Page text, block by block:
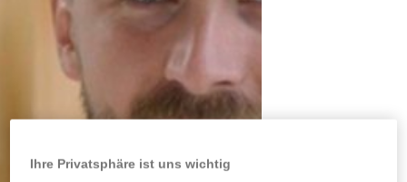
Ihre Privatsphäre ist uns wichtig